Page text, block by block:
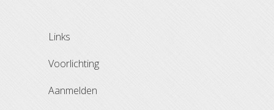
links
voorlichting
aanmelden